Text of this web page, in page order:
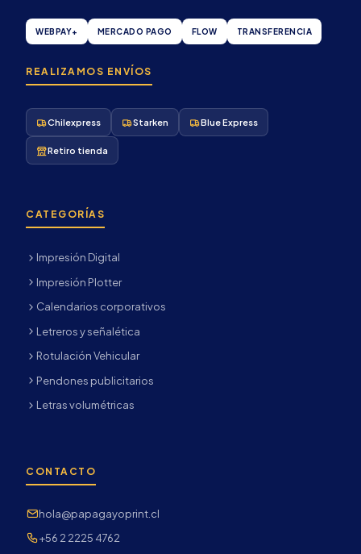
WEBPAY+ MERCADO PAGO FLOW TRANSFERENCIA
REALIZAMOS ENVÍOS
Chilexpress Starken Blue Express
Retiro tienda
CATEGORÍAS
Impresión Digital
Impresión Plotter
Calendarios corporativos
Letreros y señalética
Rotulación Vehicular
Pendones publicitarios
Letras volumétricas
CONTACTO
hola@papagayoprint.cl
+56 2 2225 4762